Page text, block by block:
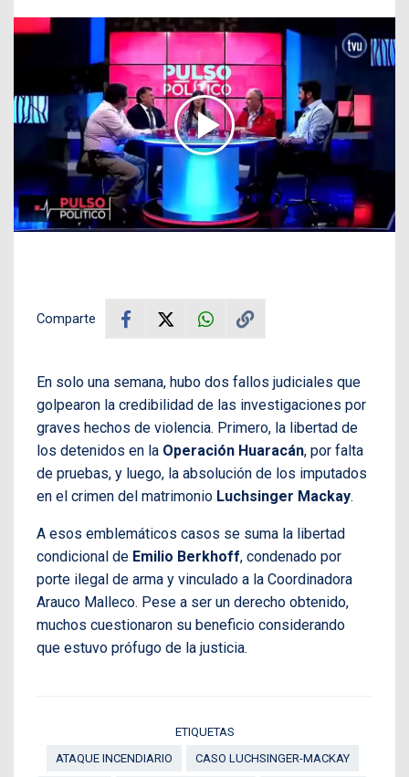
Comparte
En solo una semana, hubo dos fallos judiciales que
golpearon la credibilidad de las investigaciones por
graves hechos de violencia. Primero, la libertad de
los detenidos en la Operación Huaracán, por falta
de pruebas, y luego, la absolución de los imputados
en el crimen del matrimonio Luchsinger Mackay.
A esos emblemáticos casos se suma la libertad
condicional de Emilio Berkhoff, condenado por
porte ilegal de arma y vinculado a la Coordinadora
Arauco Malleco. Pese a ser un derecho obtenido,
muchos cuestionaron su beneficio considerando
que estuvo prófugo de la justicia.
ETIQUETAS
ATAQUE INCENDIARIO
CASO LUCHSINGER-MACKAY